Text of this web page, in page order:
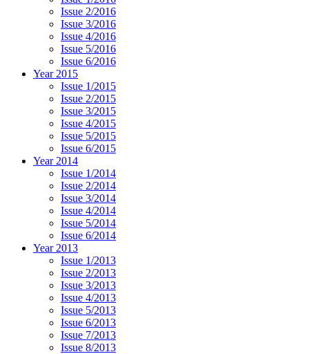
Issue 2/2016
Issue 3/2016
Issue 4/2016
Issue 5/2016
Issue 6/2016
Year 2015
Issue 1/2015
Issue 2/2015
Issue 3/2015
Issue 4/2015
Issue 5/2015
Issue 6/2015
Year 2014
Issue 1/2014
Issue 2/2014
Issue 3/2014
Issue 4/2014
Issue 5/2014
Issue 6/2014
Year 2013
Issue 1/2013
Issue 2/2013
Issue 3/2013
Issue 4/2013
Issue 5/2013
Issue 6/2013
Issue 7/2013
Issue 8/2013